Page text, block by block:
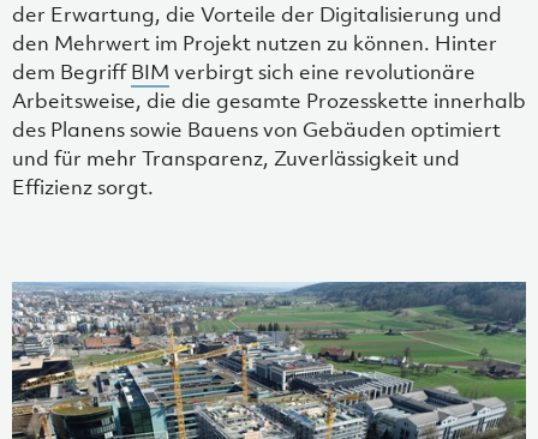
der Erwartung, die Vorteile der Digitalisierung und
den Mehrwert im Projekt nutzen zu können. Hinter
dem BegriffBIM verbirgt sich eine revolutionäre
Arbeitsweise, die die gesamte Prozesskette innerhalb
des Planens sowie Bauens von Gebäuden optimiert
und für mehr Transparenz, Zuverlässigkeit und
Effizienz sorgt.